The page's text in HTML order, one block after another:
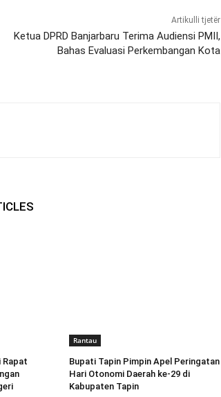
Artikulli tjetër
Ketua DPRD Banjarbaru Terima Audiensi PMII,
Bahas Evaluasi Perkembangan Kota
Rapat
Rantau
Bupati Tapin Pimpin Apel Peringatan
Hari Otonomi Daerah ke-29 di
Kabupaten Tapin